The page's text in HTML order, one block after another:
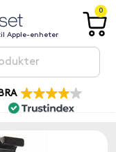
Apple-enheter
0